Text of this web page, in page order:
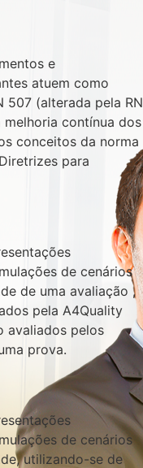
e
atuem como
507 (alterada pela RN
melhoria contínua dos
conceitos da norma
para
de cenários
de uma avaliação ,
pela A4Quality
avaliados pelos
prova.
de cenários
utilizando-se de